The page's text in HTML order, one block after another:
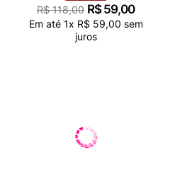
R$ 118,00 R$ 59,00
Em até 1x R$ 59,00 sem
juros